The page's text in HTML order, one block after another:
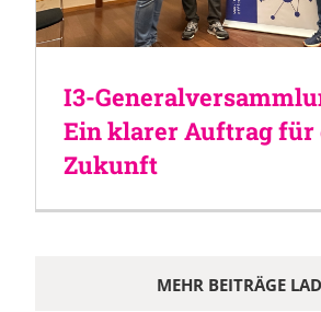
I3-
Ein klarer Auftrag für
Zukunft
MEHR BEITRÄGE